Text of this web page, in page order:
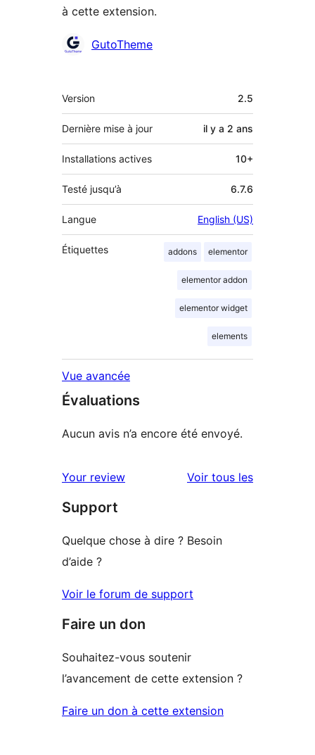
à cette extension.
Contributeurs
GutoTheme
Méta
Version 2.5
Dernière mise à jour il y a 2 ans
Installations actives 10+
Testé jusqu’à 6.7.6
Langue English (US)
Étiquettes addons elementor
elementor addon
elementor widget
elements
Vue avancée
Évaluations
Aucun avis n’a encore été envoyé.
Your review Voir tous lesavis
Support
Quelque chose à dire ? Besoin
d’aide ?
Voir le forum de support
Faire un don
Souhaitez-vous soutenir
l’avancement de cette extension ?
Faire un don à cette extension